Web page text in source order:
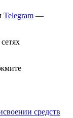
Telegram —
средств